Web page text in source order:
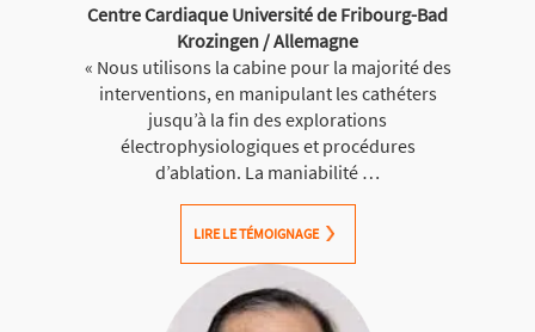
Centre Cardiaque Université de Fribourg-Bad
Krozingen / Allemagne
« Nous utilisons la cabine pour la majorité des
interventions, en manipulant les cathéters
jusqu’à la fin des explorations
électrophysiologiques et procédures
d’ablation. La maniabilité …
LIRE LE TÉMOIGNAGE